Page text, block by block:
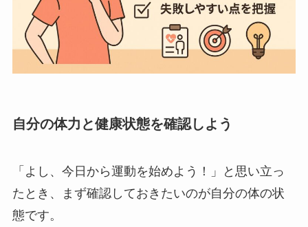
自分の体力と健康状態を確認しよう
「よし、今日から運動を始めよう！」と思い立っ
たとき、まず確認しておきたいのが自分の体の状
態です。